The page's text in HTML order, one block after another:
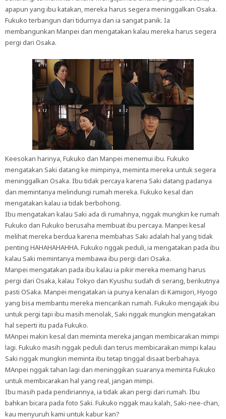
apapun yang ibu katakan, mereka harus segera meninggalkan Osaka.
Fukuko terbangun dari tidurnya dan ia sangat panik. Ia
membangunkan Manpei dan mengatakan kalau mereka harus segera
pergi dari Osaka.
Keesokan harinya, Fukuko dan Manpei menemui ibu. Fukuko
mengatakan Saki datang ke mimpinya, meminta mereka untuk segera
meninggalkan Osaka. Ibu tidak percaya karena Saki datang padanya
dan memintanya melindungi rumah mereka. Fukuko kesal dan
mengatakan kalau ia tidak berbohong.
Ibu mengatakan kalau Saki ada di rumahnya, nggak mungkin ke rumah
Fukuko dan Fukuko berusaha membuat ibu percaya. Manpei kesal
melihat mereka berdua karena membahas Saki adalah hal yang tidak
penting HAHAHAHAHHA. Fukuko nggak peduli, ia mengatakan pada ibu
kalau Saki memintanya membawa ibu pergi dari Osaka.
Manpei mengatakan pada ibu kalau ia pikir mereka memang harus
pergi dari Osaka, kalau Tokyo dan Kyushu sudah di serang, berikutnya
pasti OSaka. Manpei mengatakan ia punya kenalan di Kamigori, Hyogo
yang bisa membantu mereka mencarikan rumah. Fukuko mengajak ibu
untuk pergi tapi ibu masih menolak, Saki nggak mungkin mengatakan
hal seperti itu pada Fukuko.
MAnpei makin kesal dan meminta mereka jangan membicarakan mimpi
lagi. Fukuko masih nggak peduli dan terus membicarakan mimpi kalau
Saki nggak mungkin meminta ibu tetap tinggal disaat berbahaya.
MAnpei nggak tahan lagi dan meninggikan suaranya meminta Fukuko
untuk membicarakan hal yang real, jangan mimpi.
Ibu masih pada pendiriannya, ia tidak akan pergi dari rumah. Ibu
bahkan bicara pada foto Saki. Fukuko nggak mau kalah, Saki-nee-chan,
kau menyuruh kami untuk kabur kan?